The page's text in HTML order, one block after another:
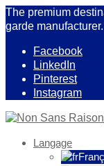
The premium
garde manufacturer.
Facebook
LinkedIn
Pinterest
Instagram
Langage